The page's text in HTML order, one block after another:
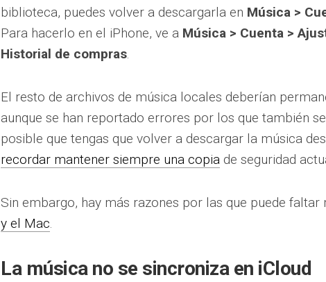
biblioteca, puedes volver a descargarla en Música >
Para hacerlo en el iPhone, ve a Música > Cuenta >
Historial de compras.
El resto de archivos de música locales deberían
aunque se han reportado errores por los que también
posible que tengas que volver a descargar la música
recordar mantener siempre una copia de seguridad
Sin embargo, hay más razones por las que puede faltar
y el Mac.
La música no se sincroniza en iCloud